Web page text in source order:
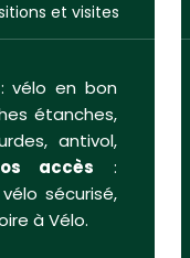
et visites
vélo en bon
étanches,
antivol,
accès :
sécurisé,
à Vélo.